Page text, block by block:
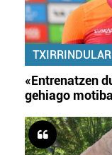
«Entrenatzen
gehiago